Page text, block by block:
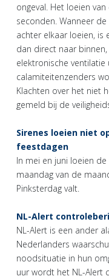
ongeval. Het loeien
seconden. Wanneer
achter elkaar loeien, is
dan direct naar
elektronische
calamiteitenzenders
Klachten over het niet
gemeld bij de
Sirenes loeien niet
feestdagen
In mei en juni loeien
maandag van de
Pinksterdag valt.
NL-Alert
NL-Alert is een ander
Nederlanders
noodsituatie in hun
uur wordt het NL-Alert